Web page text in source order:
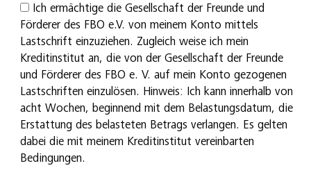
Ich ermächtige die Gesellschaft der Freunde und
Förderer des FBO e.V. von meinem Konto mittels
Lastschrift einzuziehen. Zugleich weise ich mein
Kreditinstitut an, die von der Gesellschaft der Freunde
und Förderer des FBO e. V. auf mein Konto gezogenen
Lastschriften einzulösen. Hinweis: Ich kann innerhalb von
acht Wochen, beginnend mit dem Belastungsdatum, die
Erstattung des belasteten Betrags verlangen. Es gelten
dabei die mit meinem Kreditinstitut vereinbarten
Bedingungen.